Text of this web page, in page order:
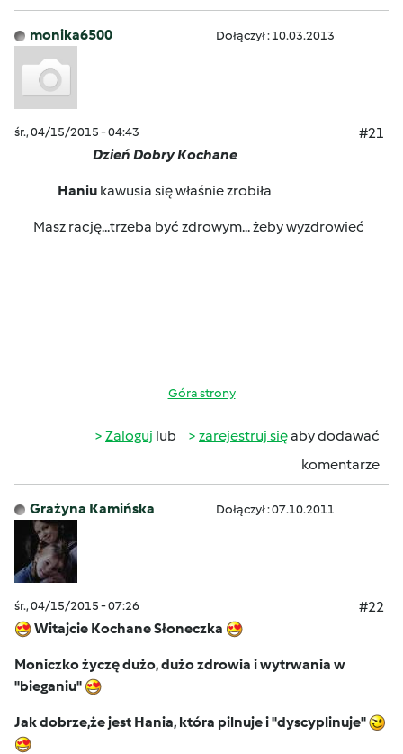
monika6500 Dołączył : 10.03.2013
śr., 04/15/2015 - 04:43
#21
Dzień Dobry Kochane
Haniu kawusia się właśnie zrobiła
Masz rację...trzeba być zdrowym... żeby wyzdrowieć
Góra strony
Zaloguj lub zarejestruj sięaby dodawać
komentarze
Grażyna Kamińska Dołączył : 07.10.2011
śr., 04/15/2015 - 07:26
#22
Witajcie Kochane Słoneczka
Moniczko życzę dużo, dużo zdrowia i wytrwania w
"bieganiu"
Jak dobrze,że jest Hania, która pilnuje i "dyscyplinuje"